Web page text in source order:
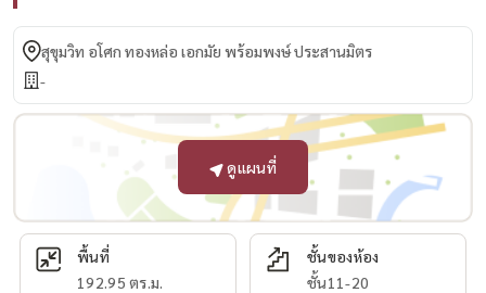
สุขุมวิท อโศก ทองหล่อ เอกมัย พร้อมพงษ์ ประสานมิตร
-
ดูแผนที่
พื้นที่
192.95 ตร.ม.
ชั้นของห้อง
ชั้น11-20